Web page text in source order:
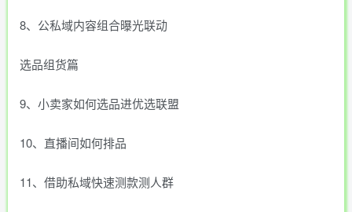
8、公私域内容组合曝光联动
选品组货篇
9、小卖家如何选品进优选联盟
10、直播间如何排品
11、借助私域快速测款测人群